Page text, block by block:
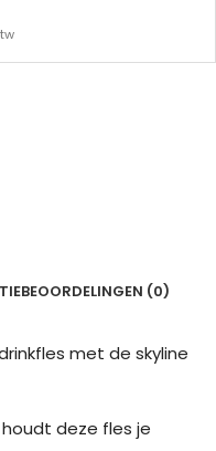
BEOORDELINGEN (0)
met de skyline
deze fles je